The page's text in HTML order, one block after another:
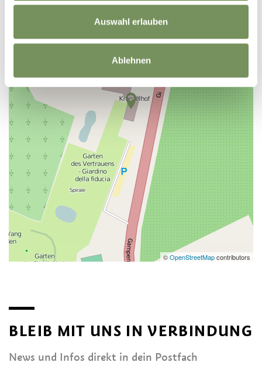
Auswahl erlauben
Ablehnen
©OpenStreetMapcontributors
BLEIB MIT UNS IN VERBINDUNG
News und Infos direkt in dein Postfach